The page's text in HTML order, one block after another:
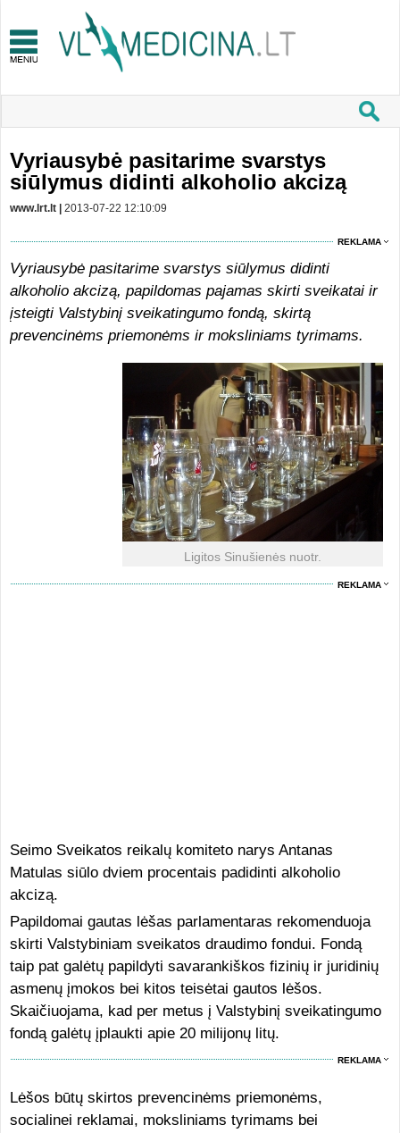
Vyriausybė pasitarime svarstys
siūlymus didinti alkoholio akcizą
www.lrt.lt | 2013-07-22 12:10:09
REKLAMA
Vyriausybė pasitarime svarstys siūlymus didinti
alkoholio akcizą, papildomas pajamas skirti sveikatai ir
įsteigti Valstybinį sveikatingumo fondą, skirtą
prevencinėms priemonėms ir moksliniams tyrimams.
Ligitos Sinušienės nuotr.
REKLAMA
Seimo Sveikatos reikalų komiteto narys Antanas
Matulas siūlo dviem procentais padidinti alkoholio
akcizą.
Papildomai gautas lėšas parlamentaras rekomenduoja
skirti Valstybiniam sveikatos draudimo fondui. Fondą
taip pat galėtų papildyti savarankiškos fizinių ir juridinių
asmenų įmokos bei kitos teisėtai gautos lėšos.
Skaičiuojama, kad per metus į Valstybinį sveikatingumo
fondą galėtų įplaukti apie 20 milijonų litų.
REKLAMA
Lėšos būtų skirtos prevencinėms priemonėms,
socialinei reklamai, moksliniams tyrimams bei